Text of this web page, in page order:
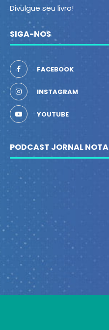
Divulgue seu livro!
SIGA-NOS
FACEBOOK
INSTAGRAM
YOUTUBE
PODCAST JORNAL NOTA